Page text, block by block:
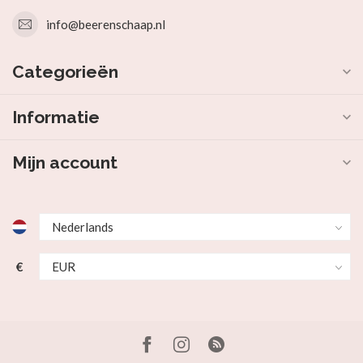
info@beerenschaap.nl
Categorieën
Informatie
Mijn account
€